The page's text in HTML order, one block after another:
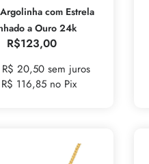
com Estrela
a Ouro 24k
R$123,00
20,50 sem juros
116,85 no Pix